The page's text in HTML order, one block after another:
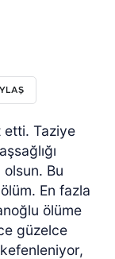
etti. Taziye
Bu
En fazla
ölüme
güzelce
kefenleniyor,